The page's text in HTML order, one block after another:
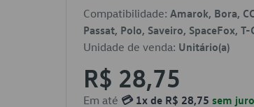
Compatibilidade: Amarok, Bora,
Passat, Polo, Saveiro, SpaceFox,
Unidade de venda: Unitário(a)
R$ 28,75
Em até 💳 1x de R$ 28,75 sem